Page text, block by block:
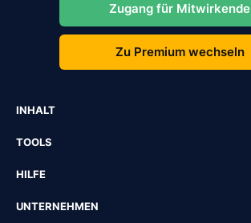
Zugang für Mitwirkende
Zu Premium wechseln
INHALT
TOOLS
HILFE
UNTERNEHMEN